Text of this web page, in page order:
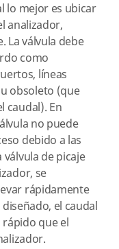
lo mejor es ubicar
analizador,
La válvula debe
como
líneas
obsoleto (que
caudal). En
no puede
debido a las
de picaje
se
rápidamente
el caudal
que el